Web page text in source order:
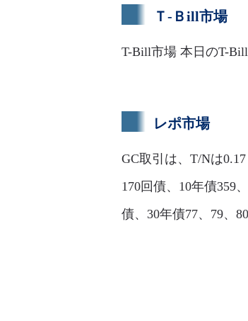
Ｔ-Ｂill市場
T-Bill市場 本日のT-
レポ市場
GC取引は、T/Nは0.17
170回債、10年債359
債、30年債77、79、